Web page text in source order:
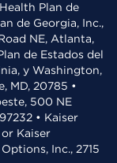
Plan de
de Georgia, Inc.,
NE, Atlanta,
de Estados del
y Washington,
MD, 20785 •
500 NE
• Kaiser
Kaiser
Inc., 2715